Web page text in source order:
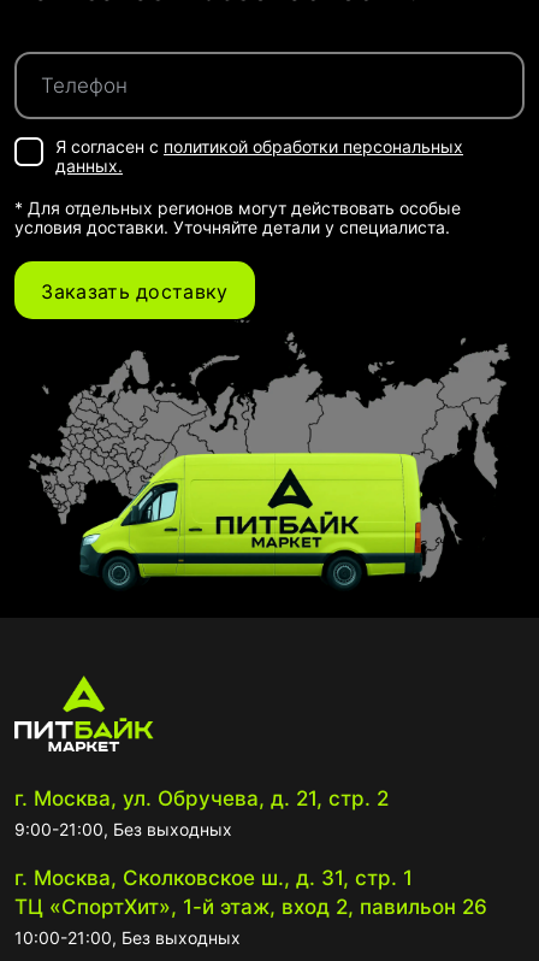
Я согласен с политикой обработки персональных
данных.
* Для отдельных регионов могут действовать особые
условия доставки. Уточняйте детали у специалиста.
Заказать доставку
г. Москва, ул. Обручева, д. 21, стр. 2
9:00-21:00, Без выходных
г. Москва, Сколковское ш., д. 31, стр. 1
ТЦ «СпортХит», 1-й этаж, вход 2, павильон 26
10:00-21:00, Без выходных